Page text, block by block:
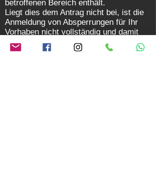
betroffenen Bereich enthält.
Liegt dies dem Antrag nicht bei, ist die
Anmeldung von Absperrungen für Ihr
Vorhaben nicht vollständig und damit
nicht genehmigungsfähig.
Ein Auszug aus MVAS 1999 beschreibt